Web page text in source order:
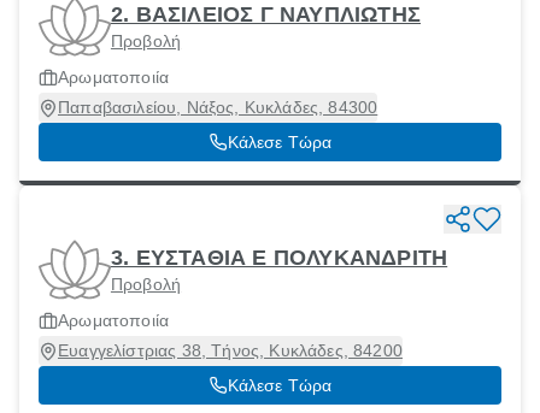
2. ΒΑΣΙΛΕΙΟΣ Γ ΝΑΥΠΛΙΩΤΗΣ
Προβολή
Αρωματοποιία
Παπαβασιλείου, Νάξος, Κυκλάδες, 84300
Κάλεσε Τώρα
3. ΕΥΣΤΑΘΙΑ Ε ΠΟΛΥΚΑΝΔΡΙΤΗ
Προβολή
Αρωματοποιία
Ευαγγελίστριας 38, Τήνος, Κυκλάδες, 84200
Κάλεσε Τώρα